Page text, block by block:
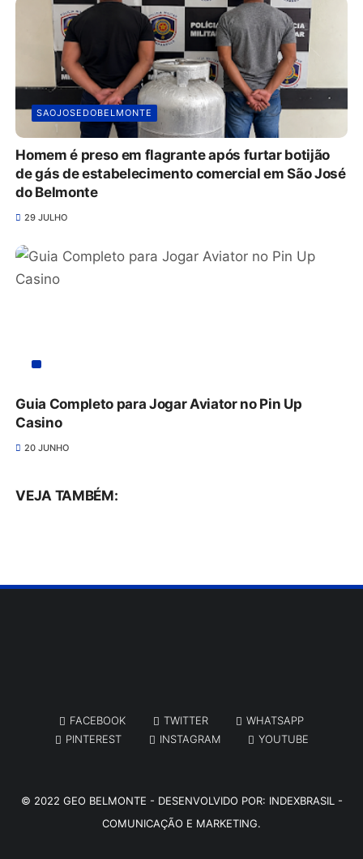
SAOJOSEDOBELMONTE
Homem é preso em flagrante após furtar botijão
de gás de estabelecimento comercial em São José
do Belmonte
29 JULHO
Guia Completo para Jogar Aviator no Pin Up
Casino
20 JUNHO
VEJA TAMBÉM:
FACEBOOK TWITTER
WHATSAPP
PINTEREST
INSTAGRAM YOUTUBE
© 2022 GEO BELMONTE - DESENVOLVIDO POR: INDEXBRASIL -
COMUNICAÇÃO E MARKETING.